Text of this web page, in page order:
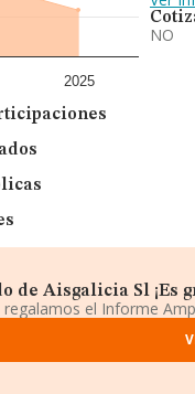
2025
NO
de Aisgalicia Sl ¡Es
el Informe